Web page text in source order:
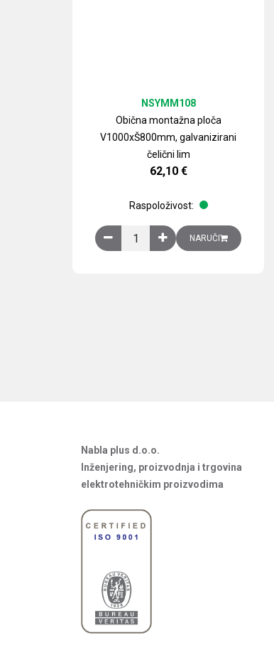
Obična montažna ploča
V1000xŠ800mm, galvanizirani
čelični lim
NSYMM108
62,10 €
Raspoloživost:
Obična montažna ploča
NARUČI
Nabla plus d.o.o.
Inženjering, proizvodnja i trgovina
elektrotehničkim proizvodima